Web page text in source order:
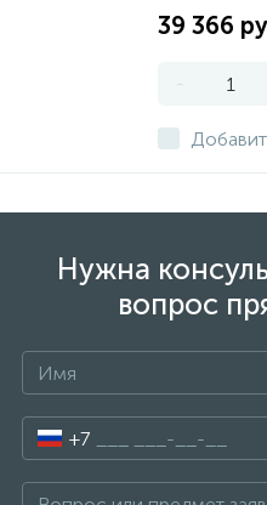
39 366
-
Нужна
вопрос
+7